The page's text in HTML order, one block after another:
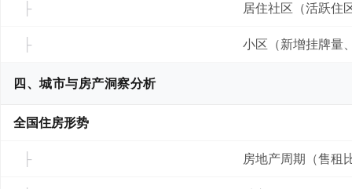
居住社区（活跃住
小区（新增挂牌量
四、城市与房产洞察分析
全国住房形势
房地产周期（售租